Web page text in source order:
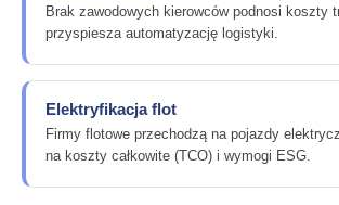
Brak zawodowych kierowców podnosi koszty
przyspiesza automatyzację logistyki.
Elektryfikacja flot
Firmy flotowe przechodzą na pojazdy
na koszty całkowite (TCO) i wymogi ESG.